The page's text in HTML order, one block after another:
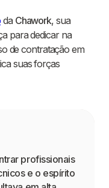
da Chawork, sua
para dedicar na
de contratação em
suas forças
profissionais
e o espírito